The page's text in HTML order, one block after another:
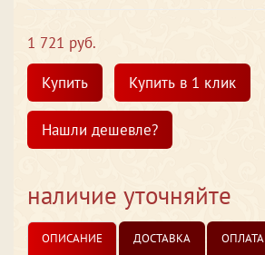
1 721 руб.
Купить
Купить в 1 клик
Нашли дешевле?
наличие уточняйте
ОПИСАНИЕ ДОСТАВКА ОПЛАТА